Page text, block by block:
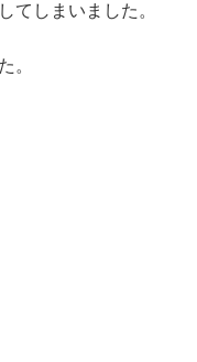
てしまいました。
。